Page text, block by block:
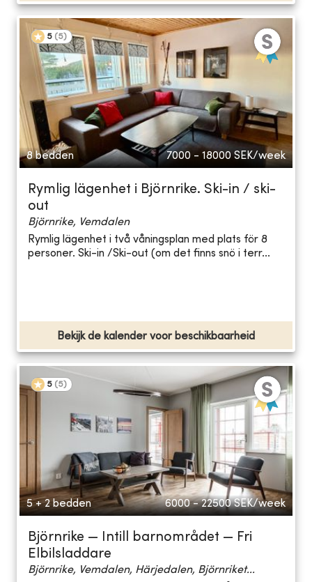
5 (5)
8 bedden 7000 - 18000 SEK/week
Rymlig lägenhet i Björnrike. Ski-in / ski-
out
Björnrike, Vemdalen
Rymlig lägenhet i två våningsplan med plats för 8
personer. Ski-in /Ski-out (om det finns snö i terr...
Bekijk de kalender voor beschikbaarheid
5 (5)
5 + 2 bedden 6000 - 22500 SEK/week
Björnrike — Intill barnområdet — Fri
Elbilsladdare
Björnrike, Vemdalen, Härjedalen, Björnriket...